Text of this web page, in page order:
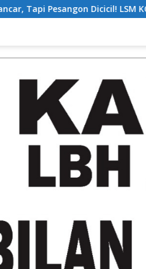
LSM KCBI Deli Serdang